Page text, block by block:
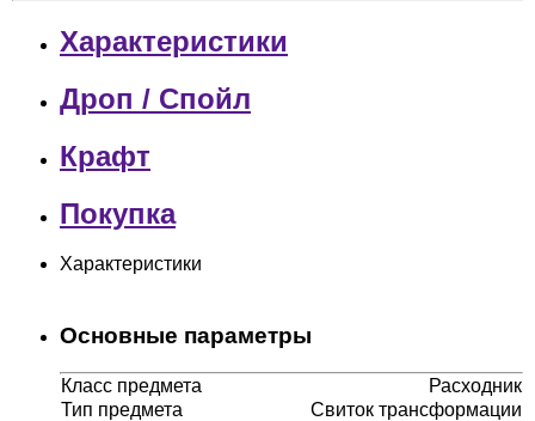
Характеристики
Дроп / Спойл
Крафт
Покупка
Характеристики
Основные параметры
Класс предмета
Расходник
Тип предмета
Свиток трансформации